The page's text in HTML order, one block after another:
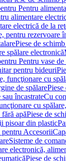
Pentru
alimentare
electrică de la
pentru rezervoare
Piese de
spălare electronică
Pentru vase
pentru bideuri
funcţionare cu
de spălarePiese
încastrateCu
cu
apăPiese de
pisoar din plastic
pentru Accesorii
Sisteme de
electronică,
Piese de